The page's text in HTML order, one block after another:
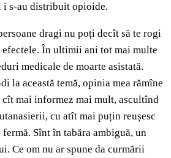
i s-au distribuit opioide.
dragi nu poți decît să te rogi
În ultimii ani tot mai multe
medicale de moarte asistată.
la această temă, opinia mea rămîne
cît mai informez mai mult, ascultînd
cu atît mai puțin reușesc
Sînt în tabăra ambiguă, un
Ce om nu ar spune da curmării